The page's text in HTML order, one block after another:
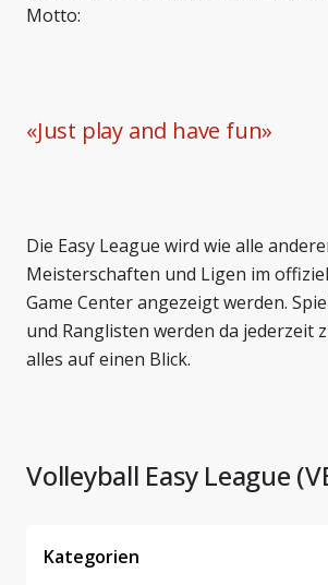
Motto:
«Just play and have fun»
Die Easy League wird wie alle
Meisterschaften und Ligen im
Game Center angezeigt werden.
und Ranglisten werden da jederzeit
alles auf einen Blick.
Volleyball Easy League
Kategorien